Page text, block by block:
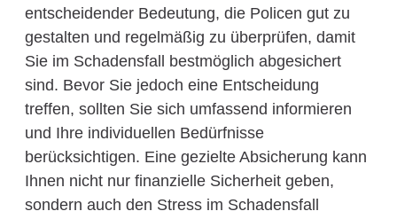
entscheidender Bedeutung, die Policen gut zu
gestalten und regelmäßig zu überprüfen, damit
Sie im Schadensfall bestmöglich abgesichert
sind. Bevor Sie jedoch eine Entscheidung
treffen, sollten Sie sich umfassend informieren
und Ihre individuellen Bedürfnisse
berücksichtigen. Eine gezielte Absicherung kann
Ihnen nicht nur finanzielle Sicherheit geben,
sondern auch den Stress im Schadensfall